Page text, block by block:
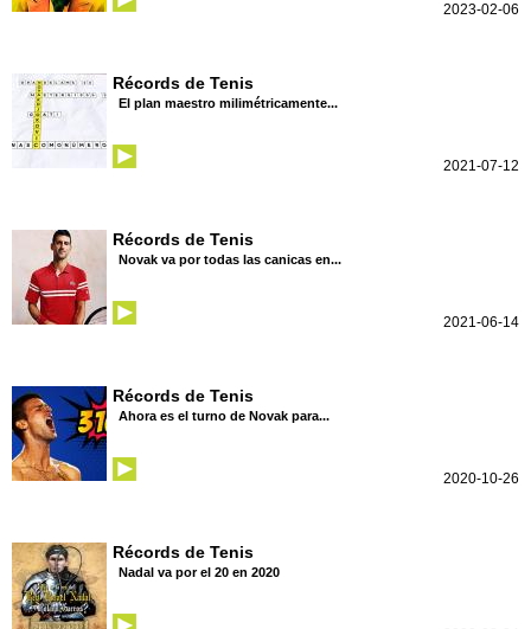
2023-02-06
Récords de Tenis
El plan maestro milimétricamente...
2021-07-12
Récords de Tenis
Novak va por todas las canicas en...
2021-06-14
Récords de Tenis
Ahora es el turno de Novak para...
2020-10-26
Récords de Tenis
Nadal va por el 20 en 2020